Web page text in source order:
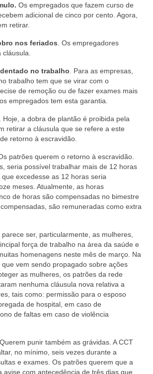
Os empregados que fazem curso de
adicional de cinco por cento. Agora,
retirar.
nos feriados . Os empregadores
no trabalho . Para as empresas,
trabalho tem que se virar com o
de remoção ou de fazer exames mais
empregados tem esta garantia.
. Hoje, a dobra de plantão é proibida pela
retirar a cláusula que se refere a este
retorno à escravidão.
patrões querem o retorno à escravidão.
seria possível trabalhar mais de 12 horas
excedesse as 12 horas seria
meses. Atualmente, as horas
de horas são compensadas no bimestre
são remuneradas como extra
ser, particularmente, as mulheres,
força de trabalho na área da saúde e
homenagens neste mês de março. Na
vem sendo propagado sobre ações
as mulheres, os patrões da rede
nenhuma cláusula nova relativa a
tais como: permissão para o esposo
de hospital, em caso de
de faltas em caso de violência
punir também as grávidas. A CCT
no mínimo, seis vezes durante a
e exames. Os patrões querem que a
avise com antecedência de três dias que